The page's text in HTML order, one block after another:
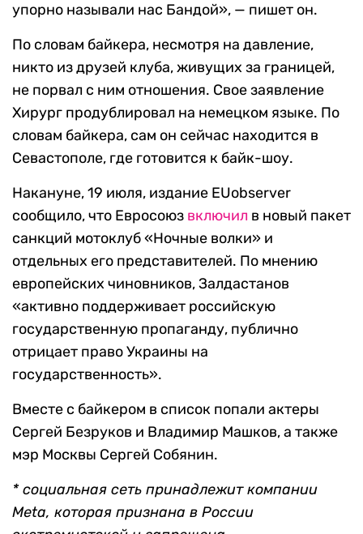
упорно называли нас Бандой», — пишет он.
По словам байкера, несмотря на давление,
никто из друзей клуба, живущих за границей,
не порвал с ним отношения. Свое заявление
Хирург продублировал на немецком языке. По
словам байкера, сам он сейчас находится в
Севастополе, где готовится к байк-шоу.
Накануне, 19 июля, издание EUobserver
сообщило, что Евросоюз включил в новый пакет
санкций мотоклуб «Ночные волки» и
отдельных его представителей. По мнению
европейских чиновников, Залдастанов
«активно поддерживает российскую
государственную пропаганду, публично
отрицает право Украины на
государственность».
Вместе с байкером в список попали актеры
Сергей Безруков и Владимир Машков, а также
мэр Москвы Сергей Собянин.
* социальная сеть принадлежит компании
Meta, которая признана в России